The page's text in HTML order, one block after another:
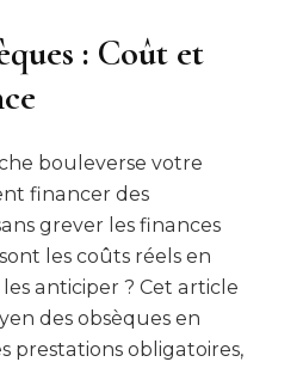
: Coût et
bouleverse votre
financer des
grever les finances
les coûts réels en
anticiper ? Cet article
des obsèques en
prestations obligatoires,